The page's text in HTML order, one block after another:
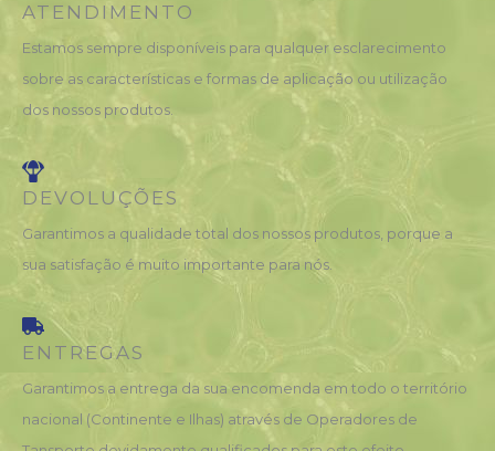
ATENDIMENTO
Estamos sempre disponíveis para qualquer esclarecimento
sobre as características e formas de aplicação ou utilização
dos nossos produtos.
DEVOLUÇÕES
Garantimos a qualidade total dos nossos produtos, porque a
sua satisfação é muito importante para nós.
ENTREGAS
Garantimos a entrega da sua encomenda em todo o território
nacional (Continente e Ilhas) através de Operadores de